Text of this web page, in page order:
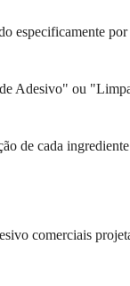
Adesivo" ou
de cada
comerciais